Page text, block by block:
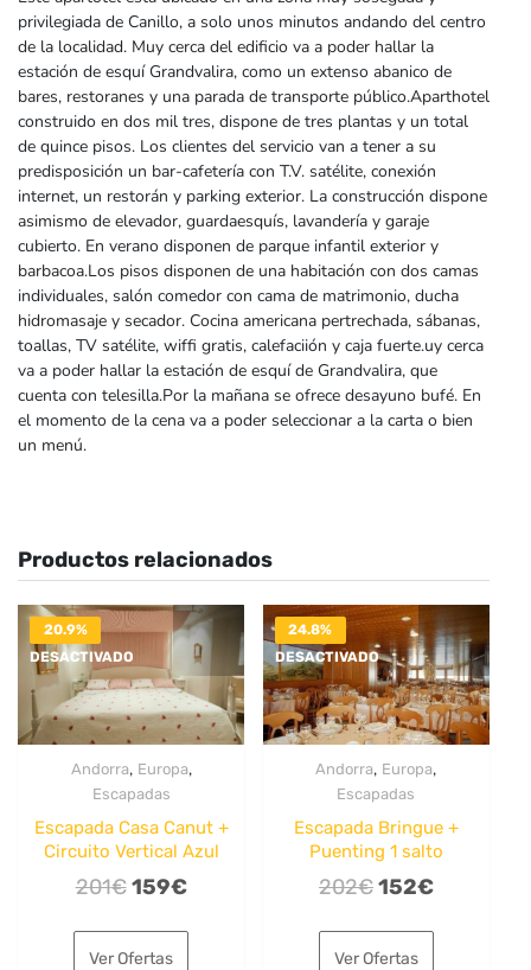
privilegiada de Canillo, a solo unos minutos andando del centro
de la localidad. Muy cerca del edificio va a poder hallar la
estación de esquí Grandvalira, como un extenso abanico de
bares, restoranes y una parada de transporte público.Aparthotel
construido en dos mil tres, dispone de tres plantas y un total
de quince pisos. Los clientes del servicio van a tener a su
predisposición un bar-cafetería con T.V. satélite, conexión
internet, un restorán y parking exterior. La construcción dispone
asimismo de elevador, guardaesquís, lavandería y garaje
cubierto. En verano disponen de parque infantil exterior y
barbacoa.Los pisos disponen de una habitación con dos camas
individuales, salón comedor con cama de matrimonio, ducha
hidromasaje y secador. Cocina americana pertrechada, sábanas,
toallas, TV satélite, wiffi gratis, calefaciión y caja fuerte.uy cerca
va a poder hallar la estación de esquí de Grandvalira, que
cuenta con telesilla.Por la mañana se ofrece desayuno bufé. En
el momento de la cena va a poder seleccionar a la carta o bien
un menú.
Productos relacionados
20.9%
DESACTIVADO
Andorra, Europa,
Escapadas
Escapada Casa Canut +
Circuito Vertical Azul
201€ El
original
159€El
Ver Ofertas
24.8%
DESACTIVADO
Andorra, Europa,
Escapadas
Escapada Bringue +
Puenting 1 salto
202€El
original
152€El
Ver Ofertas